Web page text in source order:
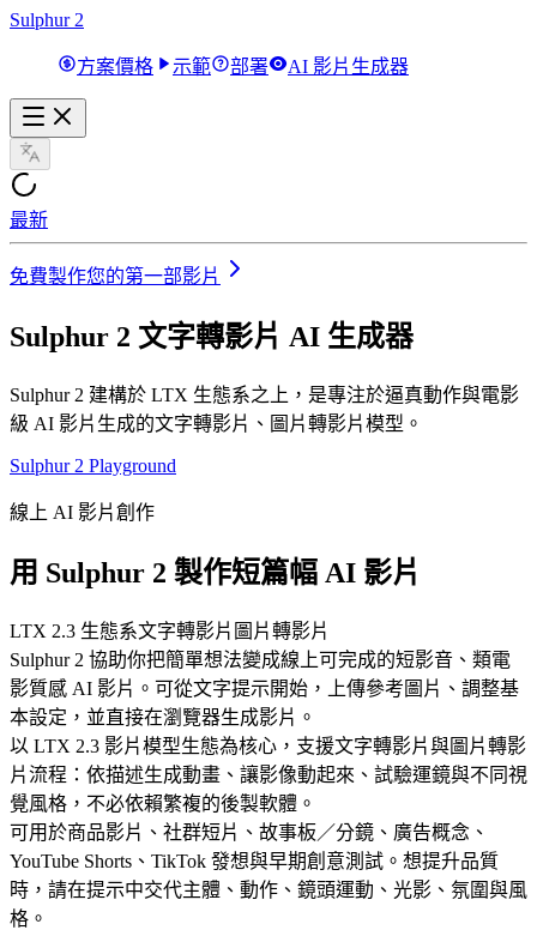
Sulphur 2
方案價格 示範 部署 AI 影片生成器
最新
免費製作您的第一部影片
Sulphur 2 文字轉影片 AI 生成器
Sulphur 2 建構於 LTX 生態系之上，是專注於逼真動作與電影
級 AI 影片生成的文字轉影片、圖片轉影片模型。
Sulphur 2 Playground
線上 AI 影片創作
用 Sulphur 2 製作短篇幅 AI 影片
LTX 2.3 生態系文字轉影片 圖片轉影片
Sulphur 2 協助你把簡單想法變成線上可完成的短影音、類電
影質感 AI 影片。可從文字提示開始，上傳參考圖片、調整基
本設定，並直接在瀏覽器生成影片。
以 LTX 2.3 影片模型生態為核心，支援文字轉影片與圖片轉影
片流程：依描述生成動畫、讓影像動起來、試驗運鏡與不同視
覺風格，不必依賴繁複的後製軟體。
可用於商品影片、社群短片、故事板／分鏡、廣告概念、
YouTube Shorts、TikTok 發想與早期創意測試。想提升品質
時，請在提示中交代主體、動作、鏡頭運動、光影、氛圍與風
格。